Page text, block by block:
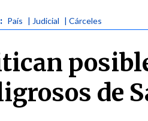
País | Judicial | Cárceles
de